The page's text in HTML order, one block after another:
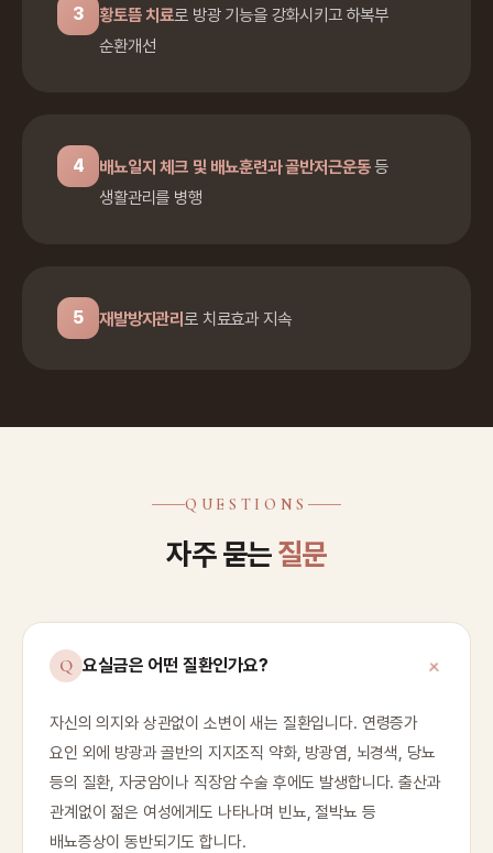
3 황토뜸 치료로 방광 기능을 강화시키고 하복부
순환개선
4 배뇨일지 체크 및 배뇨훈련과 골반저근운동등
생활관리를 병행
5 재발방지관리로 치료효과 지속
QUESTIONS
자주 묻는질문
요실금은 어떤 질환인가요?
자신의 의지와 상관없이 소변이 새는 질환입니다. 연령증가
요인 외에 방광과 골반의 지지조직 약화, 방광염, 뇌경색, 당뇨
등의 질환, 자궁암이나 직장암 수술 후에도 발생합니다. 출산과
관계없이 젊은 여성에게도 나타나며 빈뇨, 절박뇨 등
배뇨증상이 동반되기도 합니다.